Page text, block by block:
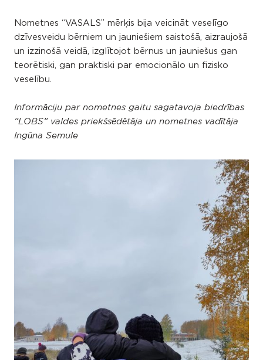
Nometnes “VASALS” mērķis bija veicināt veselīgo
dzīvesveidu bērniem un jauniešiem saistošā, aizraujošā
un izzinošā veidā, izglītojot bērnus un jauniešus gan
teorētiski, gan praktiski par emocionālo un fizisko
veselību.
Informāciju par nometnes gaitu sagatavoja biedrības
“LOBS” valdes priekšsēdētāja un nometnes vadītāja
Ingūna Semule